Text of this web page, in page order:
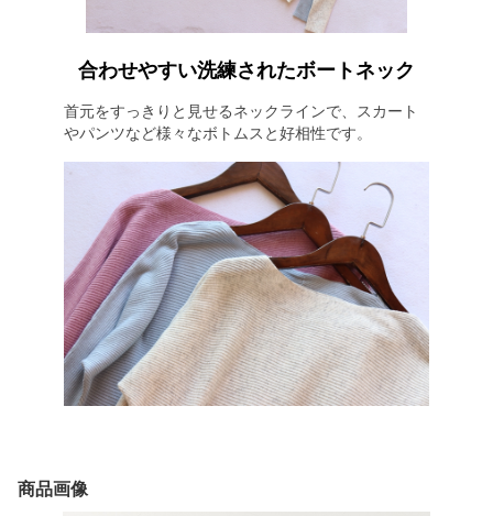
合わせやすい洗練されたボートネック
首元をすっきりと見せるネックラインで、スカート
やパンツなど様々なボトムスと好相性です。
商品画像